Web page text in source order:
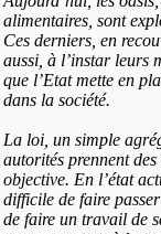
alimentaires, sont
Ces derniers, en
aussi, à l’instar leurs
que l’Etat mette en
dans la société.
La loi, un simple
autorités prennent
objective. En l’état
difficile de faire
de faire un travail de